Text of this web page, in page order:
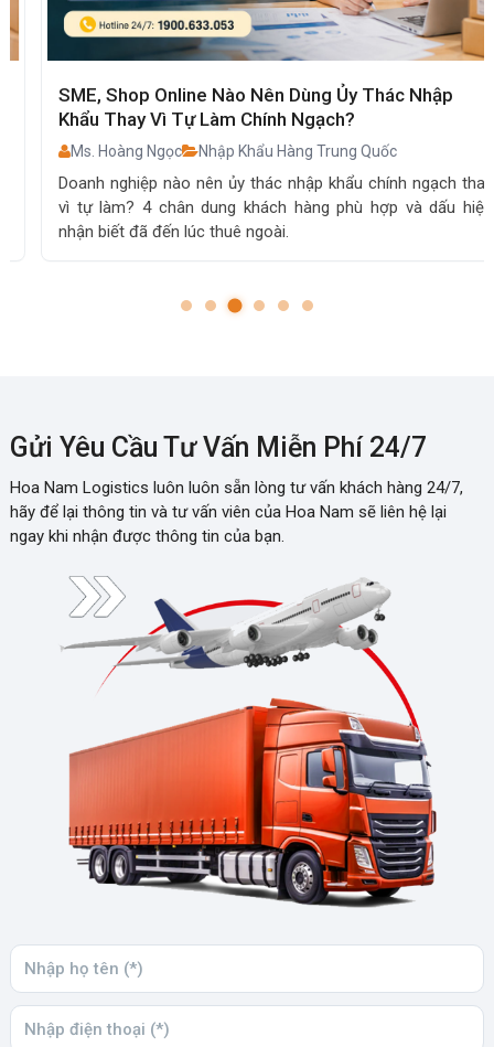
SME, Shop Online Nào Nên Dùng Ủy Thác Nhập
Khẩu Thay Vì Tự Làm Chính Ngạch?
Ms. Hoàng Ngọc Nhập Khẩu Hàng Trung Quốc
Doanh nghiệp nào nên ủy thác nhập khẩu chính ngạch thay
vì tự làm? 4 chân dung khách hàng phù hợp và dấu hiệu
nhận biết đã đến lúc thuê ngoài.
Gửi Yêu Cầu Tư Vấn Miễn Phí 24/7
Hoa Nam Logistics luôn luôn sẵn lòng tư vấn khách hàng 24/7,
hãy để lại thông tin và tư vấn viên của Hoa Nam sẽ liên hệ lại
ngay khi nhận được thông tin của bạn.